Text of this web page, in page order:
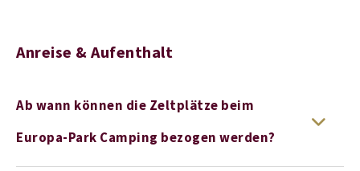
Anreise & Aufenthalt
Ab wann können die Zeltplätze beim
Europa-Park Camping bezogen werden?